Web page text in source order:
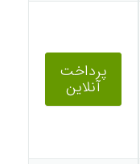
پرداخت
آنلاین